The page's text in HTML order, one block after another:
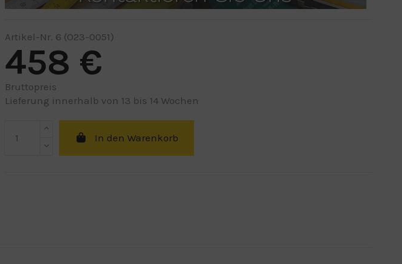
Artikel-Nr. 6 (O23-0051)
458 €
Bruttopreis
Lieferung innerhalb von 13 bis 14 Wochen
In den Warenkorb